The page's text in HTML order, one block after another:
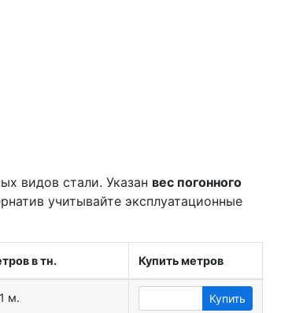
видов стали. Указан вес погонного
учитывайте эксплуатационные
в тн. Купить метров
м. Купить